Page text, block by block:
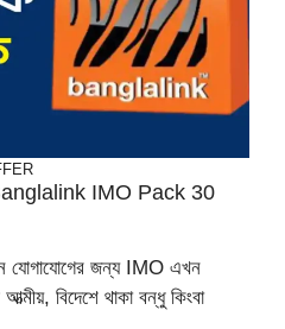
Banglalink IMO Pack 30
যোগাযোগের জন্য IMO এখন
বিদেশে থাকা বন্ধু কিংবা